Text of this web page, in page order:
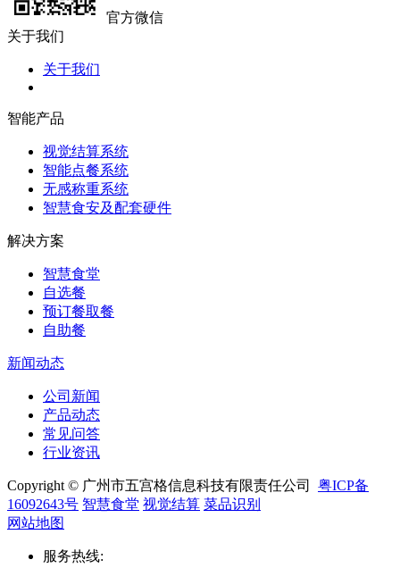
官方微信
关于我们
关于我们
智能产品
视觉结算系统
智能点餐系统
无感称重系统
智慧食安及配套硬件
解决方案
智慧食堂
自选餐
预订餐取餐
自助餐
新闻动态
公司新闻
产品动态
常见问答
行业资讯
Copyright © 广州市五宫格信息科技有限责任公司 粤ICP备
16092643号 智慧食堂 视觉结算 菜品识别
网站地图
服务热线: